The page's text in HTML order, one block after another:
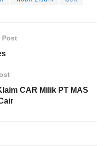
Post
CAR Milik PT MAS